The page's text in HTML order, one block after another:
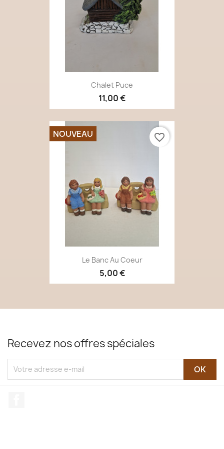
Chalet Puce
11,00 €
Le Banc Au Coeur
5,00 €
NOUVEAU favorite_border
Recevez nos offres spéciales